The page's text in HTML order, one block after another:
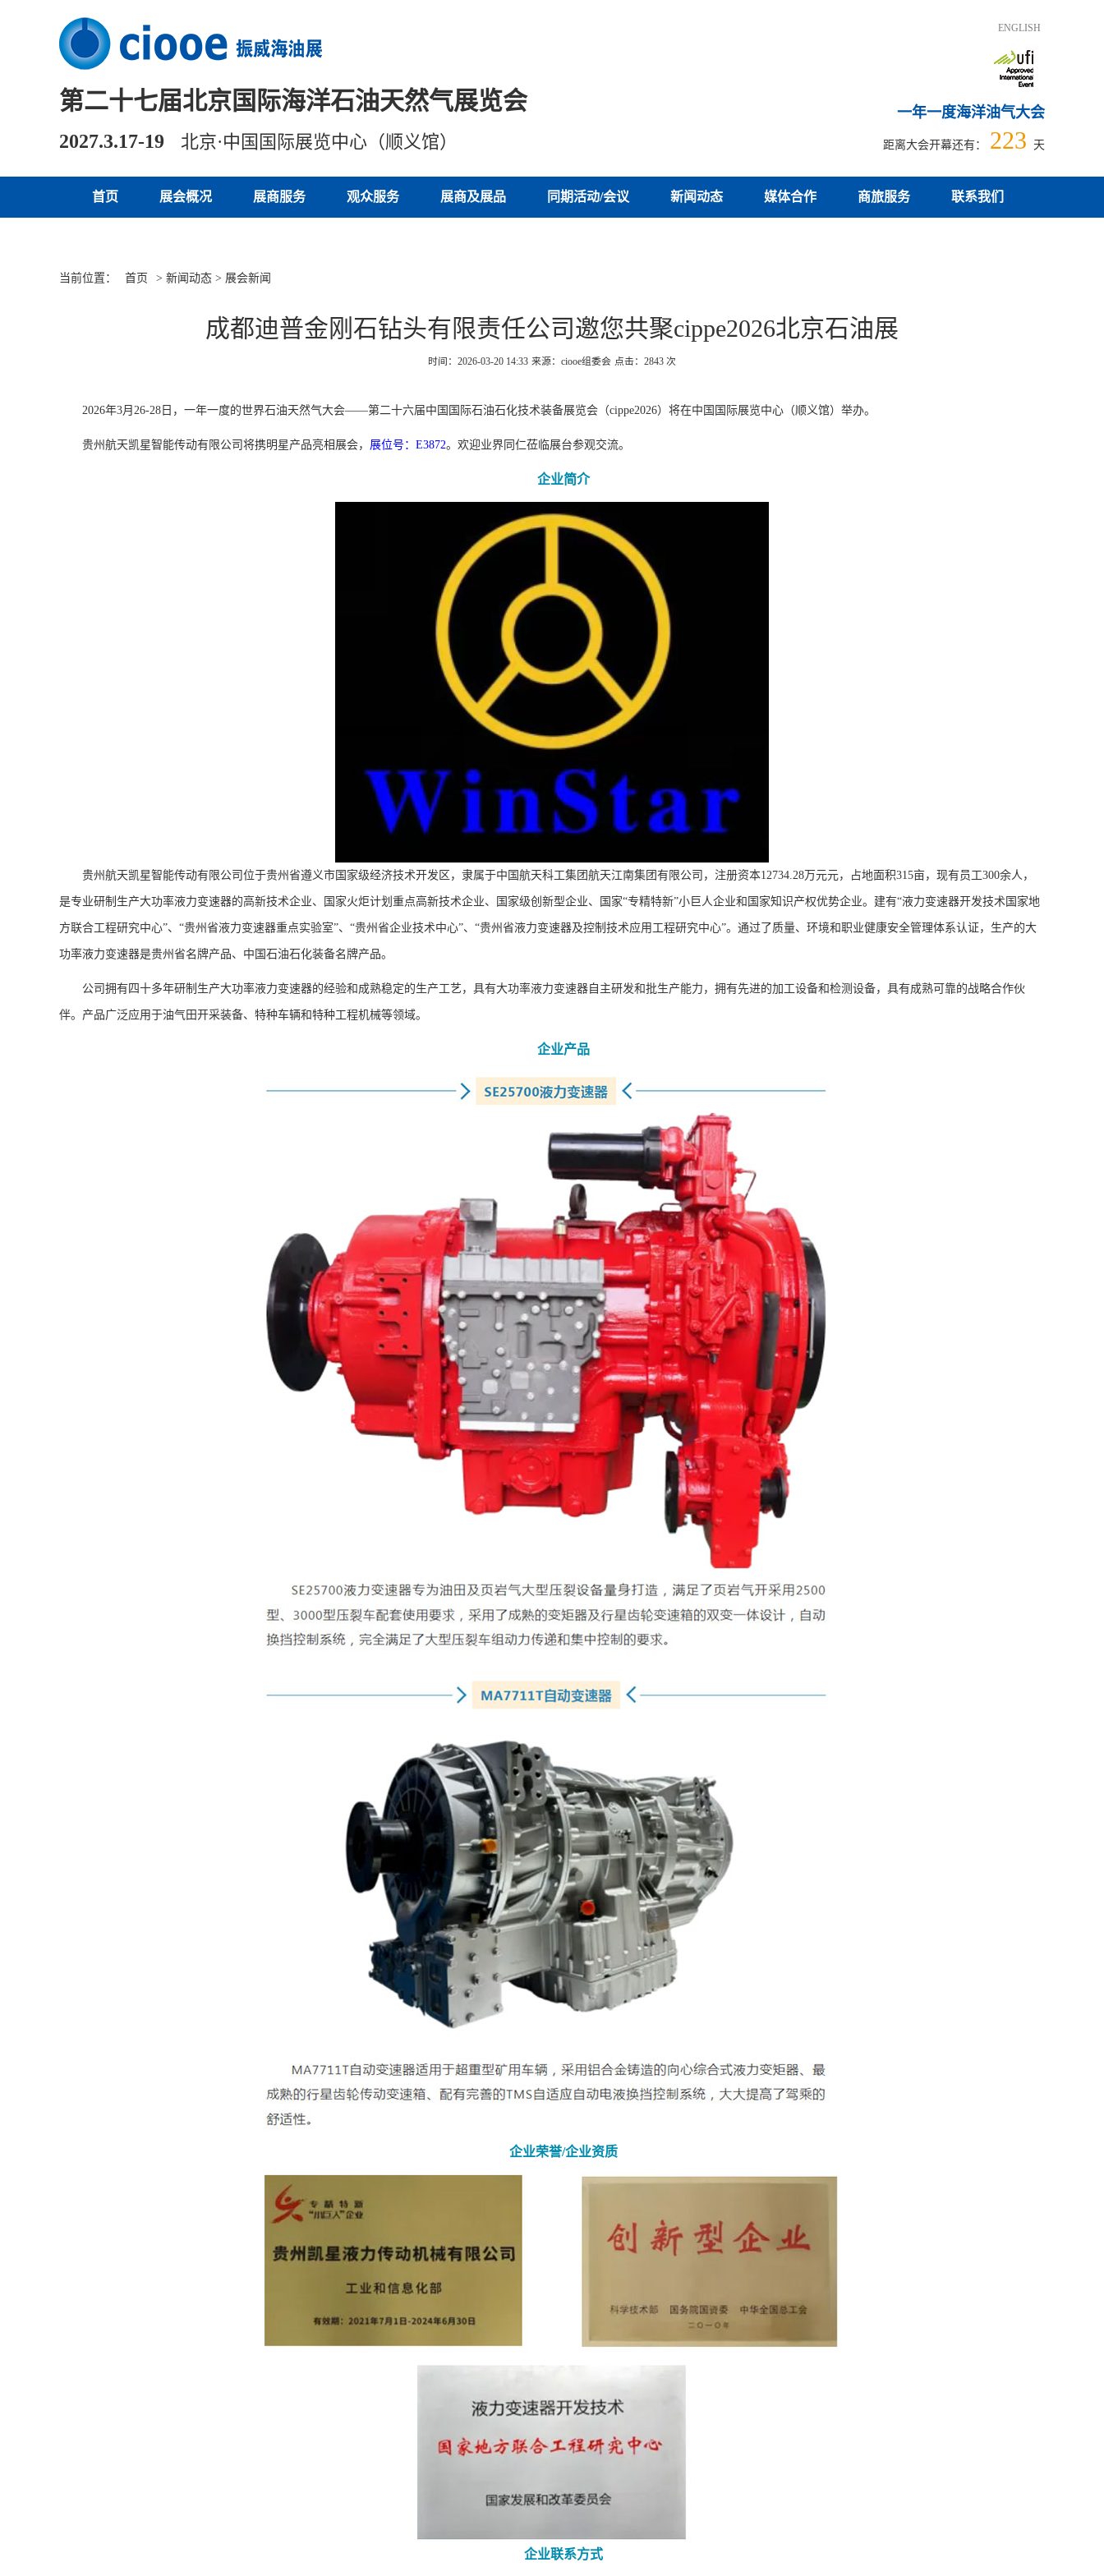
第二十七届北京国际海洋石油天然气展览会
2027.3.17-19 北京·中国国际展览中心（顺义馆）
ENGLISH
一年一度海洋油气大会
距离大会开幕还有： 223 天
首页 展会概况 展商服务 观众服务 展商及展品 同期活动/会议 新闻动态 媒体合作 商旅服务 联系我们
当前位置： 首页 > 新闻动态 > 展会新闻
成都迪普金刚石钻头有限责任公司邀您共聚cippe2026北京石油展
时间：2026-03-20 14:33 来源：ciooe组委会 点击： 2843 次
2026年3月26-28日，一年一度的世界石油天然气大会——第二十六届中国国际石油石化技术装备展览会（cippe2026）将在中国国际展览中心（顺义馆）举办。
贵州航天凯星智能传动有限公司将携明星产品亮相展会， 展位号：E3872。欢迎业界同仁莅临展台参观交流。
企业简介
贵州航天凯星智能传动有限公司位于贵州省遵义市国家级经济技术开发区，隶属于中国航天科工集团航天江南集团有限公司，注册资本12734.28万元元，占地面积315亩，现有员工300余人，
是专业研制生产大功率液力变速器的高新技术企业、国家火炬计划重点高新技术企业、国家级创新型企业、国家“专精特新”小巨人企业和国家知识产权优势企业。建有“液力变速器开发技术国家地
方联合工程研究中心”、“贵州省液力变速器重点实验室”、“贵州省企业技术中心”、“贵州省液力变速器及控制技术应用工程研究中心”。通过了质量、环境和职业健康安全管理体系认证，生产的大
功率液力变速器是贵州省名牌产品、中国石油石化装备名牌产品。
公司拥有四十多年研制生产大功率液力变速器的经验和成熟稳定的生产工艺，具有大功率液力变速器自主研发和批生产能力，拥有先进的加工设备和检测设备，具有成熟可靠的战略合作伙
伴。产品广泛应用于油气田开采装备、特种车辆和特种工程机械等领域。
企业产品
企业荣誉/企业资质
企业联系方式